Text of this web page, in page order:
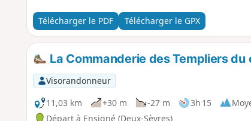
Télécharger le PDF Télécharger le GPX
La Commanderie des Templiers du
Visorandonneur
11,03 km
+30 m -27 m 3h 15
Départ à Ensigné (Deux-Sèvres)